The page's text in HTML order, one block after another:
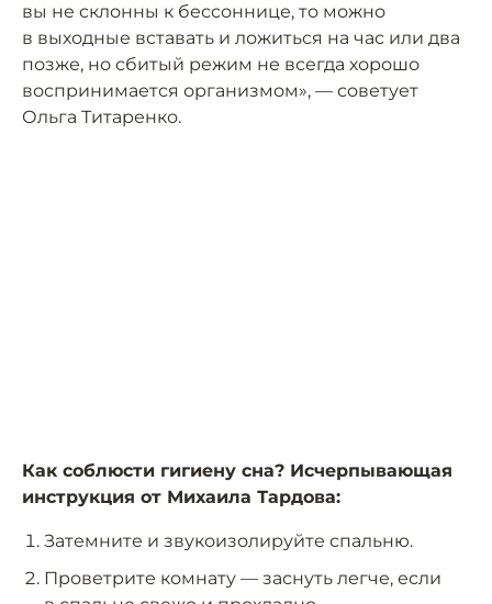
вы не склонны к бессоннице, то можно
в выходные вставать и ложиться на час или два
позже, но сбитый режим не всегда хорошо
воспринимается организмом», — советует
Ольга Титаренко.
Как соблюсти гигиену сна? Исчерпывающая
инструкция от Михаила Тардова:
Затемните и звукоизолируйте спальню.
Проветрите комнату — заснуть легче, если